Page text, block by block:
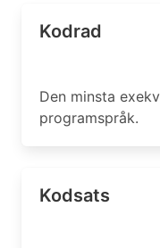
Kodrad
Den minsta
programspråk.
Kodsats